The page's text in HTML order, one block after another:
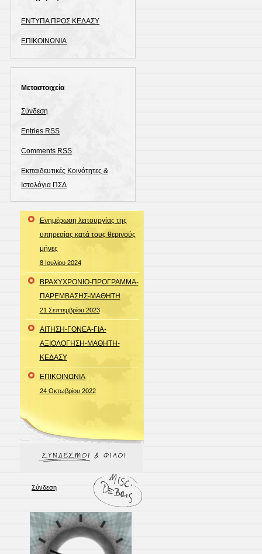
ΕΝΤΥΠΑ ΠΡΟΣ ΚΕΔΑΣΥ
ΕΠΙΚΟΙΝΩΝΙΑ
Μεταστοιχεία
Σύνδεση
Entries RSS
Comments RSS
Εκπαιδευτικές Κοινότητες &
Ιστολόγια ΠΣΔ
Ενημέρωση λειτουργίας της
υπηρεσίας κατά τους θερινούς
μήνες
8 Ιουλίου 2024
ΒΡΑΧΥΧΡΟΝΙΟ-ΠΡΟΓΡΑΜΜΑ-
ΠΑΡΕΜΒΑΣΗΣ-MΑΘΗΤΗ
21 Σεπτεμβρίου 2023
ΑΙΤΗΣΗ-ΓΟΝΕΑ-ΓΙΑ-
ΑΞΙΟΛΟΓΗΣΗ-ΜΑΘΗΤΗ-
ΚΕΔΑΣΥ
ΕΠΙΚΟΙΝΩΝΙΑ
24 Οκτωβρίου 2022
Σύνδεση